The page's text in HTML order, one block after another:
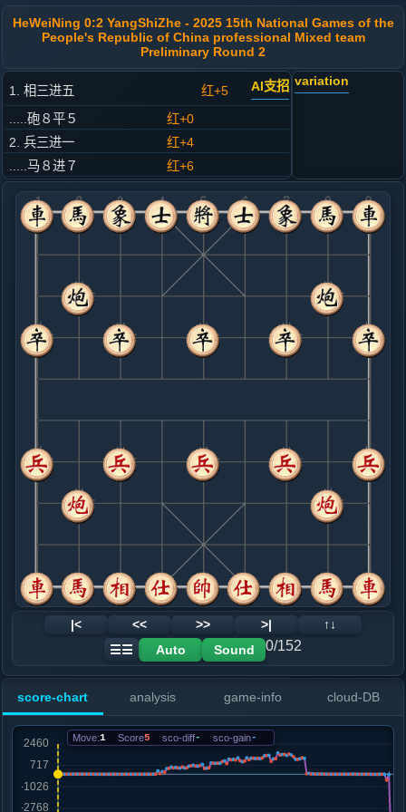
HeWeiNing 0:2 YangShiZhe - 2025 15th National Games of the
People's Republic of China professional Mixed team
Preliminary Round 2
1. 相三进五 红+5 AI支招
.....砲８平５
红+0
2. 兵三进一
红+4
.....马８进７
红+6
3. 马二进三
红+7
.....车９平８
红+8
4. 炮二进二
红+3
.....车８进４
红+7
5. 马八进七
红+8
.....卒７进１
6. 兵三进一
红+11
.....车８平７
红+6
7. 炮二平三
红+6
8. 兵七进一
红+7
车一平三
.....砲５平７
红+14
卒３进１
9. 炮三进三
红+5
炮八进三
.....车７退２
10. 马三进四
红+2
.....砲２平６
红+3
黑+1
车九进一
.....象３进５
红+0
车１进１
12. 车一平三
红+0
车九进一
红+0
13. 相五退三
黑+1
.....士４进５
红+0
车１平３
15. 仕六进五
.....卒３进１
红+2
车１平３
16. 兵七进一
variation
|< << >> >|
↑↓
☰☰
Auto Sound 0/152
score-chart analysis game-info cloud-DB
Move:1 Score5 sco-diff- sco-gain-